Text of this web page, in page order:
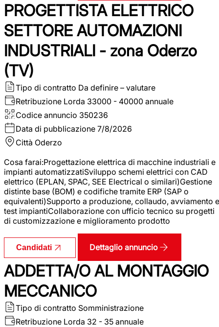
PROGETTISTA ELETTRICO
SETTORE AUTOMAZIONI
INDUSTRIALI - zona Oderzo
(TV)
Tipo di contratto Da definire – valutare
Retribuzione Lorda 33000 - 40000 annuale
Codice annuncio 350236
Data di pubblicazione 7/8/2026
Città Oderzo
Cosa farai:Progettazione elettrica di macchine industriali e
impianti automatizzatiSviluppo schemi elettrici con CAD
elettrico (EPLAN, SPAC, SEE Electrical o similari)Gestione
distinte base (BOM) e codifiche tramite ERP (SAP o
equivalenti)Supporto a produzione, collaudo, avviamento e
test impiantiCollaborazione con ufficio tecnico su progetti
di customizzazione e miglioramento prodotto
Candidati Dettaglio annuncio
ADDETTA/O AL MONTAGGIO
MECCANICO
Tipo di contratto Somministrazione
Retribuzione Lorda 32 - 35 annuale